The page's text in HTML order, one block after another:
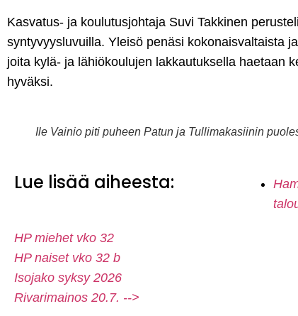
Kasvatus- ja koulutusjohtaja Suvi Takkinen
syntyvyysluvuilla. Yleisö penäsi kokonaisvaltaista
joita kylä- ja lähiökoulujen lakkautuksella haetaan
hyväksi.
Ile Vainio piti puheen Patun ja Tullimakasiinin
Lue lisää aiheesta:
HP miehet vko 32
HP naiset vko 32 b
Isojako syksy 2026
Rivarimainos 20.7. -->